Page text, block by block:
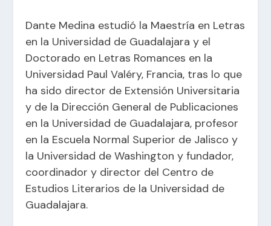
Dante Medina estudió la Maestría en Letras
en la Universidad de Guadalajara y el
Doctorado en Letras Romances en la
Universidad Paul Valéry, Francia, tras lo que
ha sido director de Extensión Universitaria
y de la Dirección General de Publicaciones
en la Universidad de Guadalajara, profesor
en la Escuela Normal Superior de Jalisco y
la Universidad de Washington y fundador,
coordinador y director del Centro de
Estudios Literarios de la Universidad de
Guadalajara.